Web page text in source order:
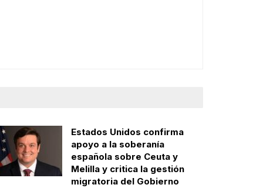
Estados Unidos confirma
apoyo a la soberanía
española sobre Ceuta y
Melilla y critica la gestión
migratoria del Gobierno